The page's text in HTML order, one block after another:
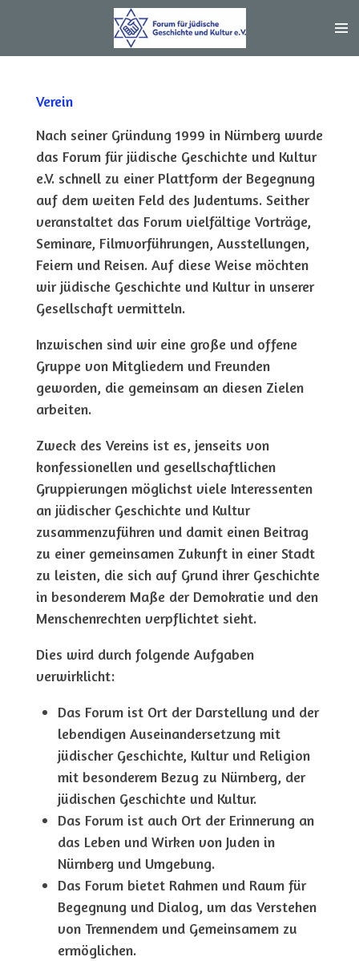
springen
Verein
Nach seiner Gründung 1999 in Nürnberg wurde
das Forum für jüdische Geschichte und Kultur
e.V. schnell zu einer Plattform der Begegnung
auf dem weiten Feld des Judentums. Seither
veranstaltet das Forum vielfältige Vorträge,
Seminare, Filmvorführungen, Ausstellungen,
Feiern und Reisen. Auf diese Weise möchten
wir jüdische Geschichte und Kultur in unserer
Gesellschaft vermitteln.
Inzwischen sind wir eine große und offene
Gruppe von Mitgliedern und Freunden
geworden, die gemeinsam an diesen Zielen
arbeiten.
Zweck des Vereins ist es, jenseits von
konfessionellen und gesellschaftlichen
Gruppierungen möglichst viele Interessenten
an jüdischer Geschichte und Kultur
zusammenzuführen und damit einen Beitrag
zu einer gemeinsamen Zukunft in einer Stadt
zu leisten, die sich auf Grund ihrer Geschichte
in besonderem Maße der Demokratie und den
Menschenrechten verpflichtet sieht.
Dies wird durch folgende Aufgaben
verwirklicht:
Das Forum ist Ort der Darstellung und der
lebendigen Auseinandersetzung mit
jüdischer Geschichte, Kultur und Religion
mit besonderem Bezug zu Nürnberg, der
jüdischen Geschichte und Kultur.
Das Forum ist auch Ort der Erinnerung an
das Leben und Wirken von Juden in
Nürnberg und Umgebung.
Das Forum bietet Rahmen und Raum für
Begegnung und Dialog, um das Verstehen
von Trennendem und Gemeinsamem zu
ermöglichen.